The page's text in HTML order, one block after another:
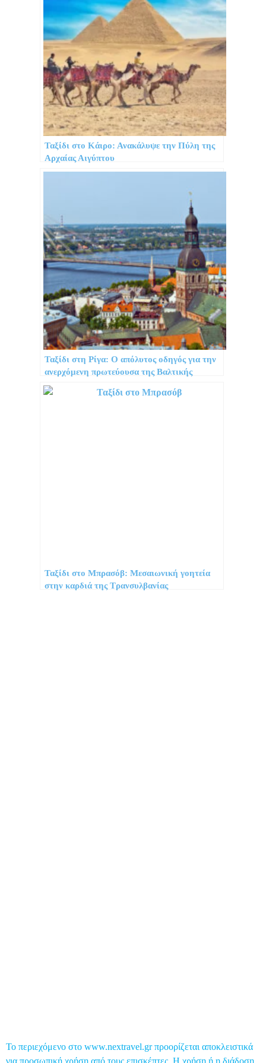
Ταξίδι στο Κάιρο: Ανακάλυψε την Πύλη της
Αρχαίας Αιγύπτου
Ταξίδι στη Ρίγα: Ο απόλυτος οδηγός για την
ανερχόμενη πρωτεύουσα της Βαλτικής
Ταξίδι στο Μπρασόβ: Μεσαιωνική γοητεία
στην καρδιά της Τρανσυλβανίας
Το περιεχόμενο στο www.nextravel.gr προορίζεται αποκλειστικά
για προσωπική χρήση από τους επισκέπτες. Η χρήση ή η διάδοση,